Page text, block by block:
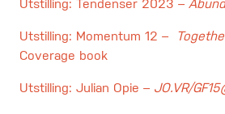
Utstilling: Tendenser 2023 –
Utstilling: Momentum 12 –
Coverage book
Utstilling: Julian Opie – JO.VR/